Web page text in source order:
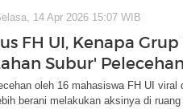
14 Apr 2026 15:07 WIB
FH UI, Kenapa Grup
Subur'
oleh 16 mahasiswa FH UI viral
berani melakukan aksinya di